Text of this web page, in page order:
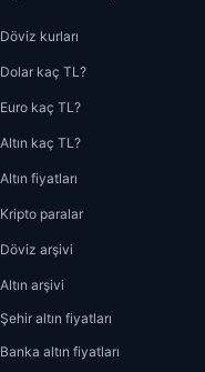
Döviz kurları
Dolar kaç TL?
Euro kaç TL?
Altın kaç TL?
Altın fiyatları
Kripto paralar
Döviz arşivi
Altın arşivi
Şehir altın fiyatları
Banka altın fiyatları